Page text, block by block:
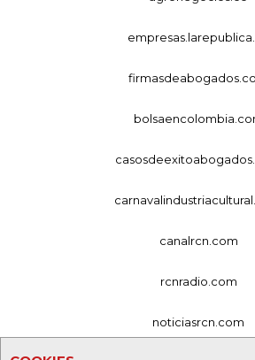
canalrcn.com
rcnradio.com
noticiasrcn.com